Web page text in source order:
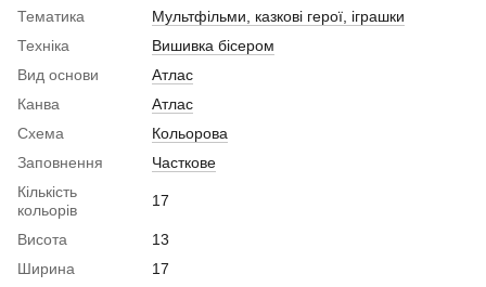
Тематика
Мультфільми, казкові герої, іграшки
Техніка
Вишивка бісером
Вид основи
Атлас
Канва
Атлас
Схема
Кольорова
Заповнення
Часткове
Кількість
кольорів
17
Висота
13
Ширина
17